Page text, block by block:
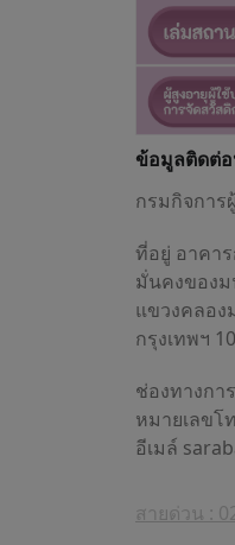
ข้อมูลติดต่
กรมกิจการ
ที่อยู่ อาคา
มั่นคงของม
แขวงคลอง
กรุงเทพฯ
ช่องทางกา
หมายเลขโ
อีเมล์
สายด่วน :